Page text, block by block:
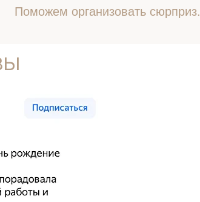
Поможем организовать сюрприз.